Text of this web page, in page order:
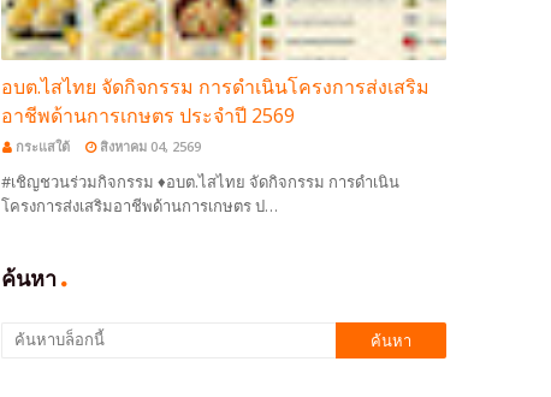
อบต.ไสไทย จัดกิจกรรม การดำเนินโครงการส่งเสริม
อาชีพด้านการเกษตร ประจำปี 2569
กระแสใต้ สิงหาคม 04, 2569
#เชิญชวนร่วมกิจกรรม ♦อบต.ไสไทย จัดกิจกรรม การดำเนิน
โครงการส่งเสริมอาชีพด้านการเกษตร ป…
ค้นหา